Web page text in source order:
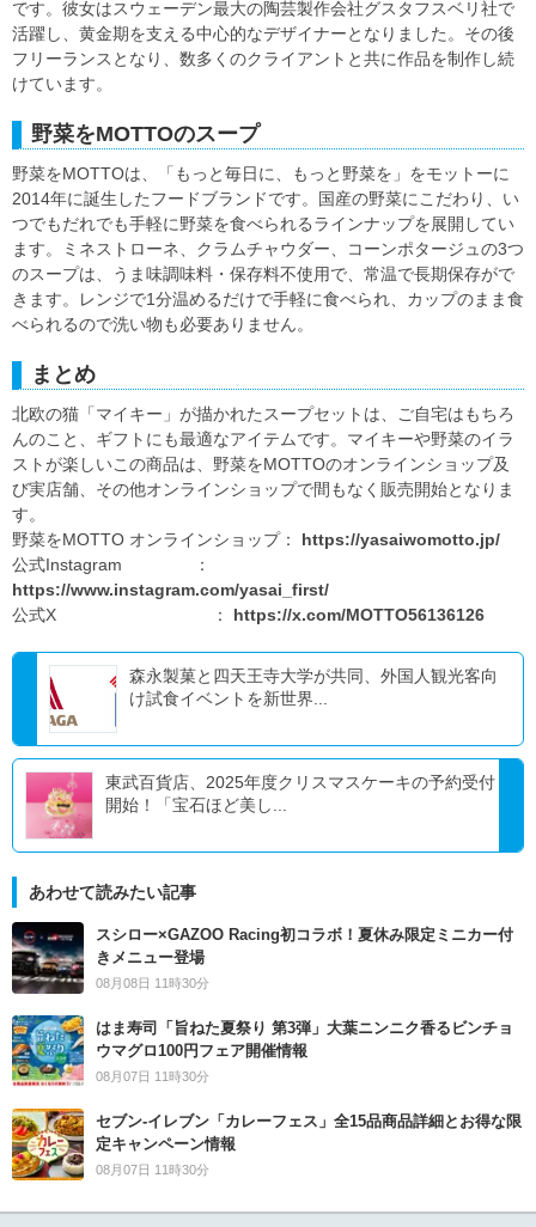
です。彼女はスウェーデン最大の陶芸製作会社グスタフスベリ社で
活躍し、黄金期を支える中心的なデザイナーとなりました。その後
フリーランスとなり、数多くのクライアントと共に作品を制作し続
けています。
野菜をMOTTOのスープ
野菜をMOTTOは、「もっと毎日に、もっと野菜を」をモットーに
2014年に誕生したフードブランドです。国産の野菜にこだわり、い
つでもだれでも手軽に野菜を食べられるラインナップを展開してい
ます。ミネストローネ、クラムチャウダー、コーンポタージュの3つ
のスープは、うま味調味料・保存料不使用で、常温で長期保存がで
きます。レンジで1分温めるだけで手軽に食べられ、カップのまま食
べられるので洗い物も必要ありません。
まとめ
北欧の猫「マイキー」が描かれたスープセットは、ご自宅はもちろ
んのこと、ギフトにも最適なアイテムです。マイキーや野菜のイラ
ストが楽しいこの商品は、野菜をMOTTOのオンラインショップ及
び実店舗、その他オンラインショップで間もなく販売開始となりま
す。
野菜をMOTTO オンラインショップ： https://yasaiwomotto.jp/
公式Instagram ：
https://www.instagram.com/yasai_first/
公式X ： https://x.com/MOTTO56136126
森永製菓と四天王寺大学が共同、外国人観光客向
け試食イベントを新世界...
東武百貨店、2025年度クリスマスケーキの予約受付
開始！「宝石ほど美し...
あわせて読みたい記事
スシロー×GAZOO Racing初コラボ！夏休み限定ミニカー付
きメニュー登場
08月08日 11時30分
はま寿司「旨ねた夏祭り 第3弾」大葉ニンニク香るビンチョ
ウマグロ100円フェア開催情報
08月07日 11時30分
セブン‐イレブン「カレーフェス」全15品商品詳細とお得な限
定キャンペーン情報
08月07日 11時30分